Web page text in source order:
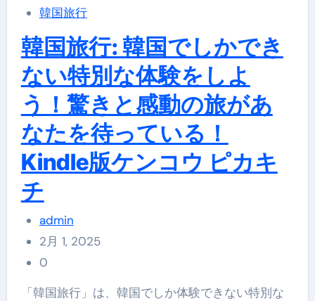
韓国旅行
韓国旅行: 韓国でしかでき
ない特別な体験をしよ
う！驚きと感動の旅があ
なたを待っている！
Kindle版ケンコウ ピカキ
チ
admin
2月 1, 2025
0
「韓国旅行」は、韓国でしか体験できない特別な